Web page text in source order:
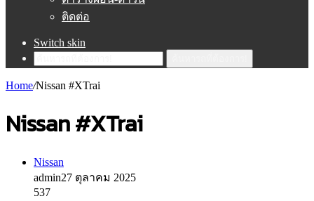
ติดต่อ
Switch skin
Home/Nissan #XTrai
Nissan #XTrai
Nissan
admin27 ตุลาคม 2025
537